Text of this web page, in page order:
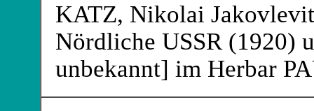
KATZ, Nikolai
Nördliche USSR (1920)
unbekannt] im Herbar